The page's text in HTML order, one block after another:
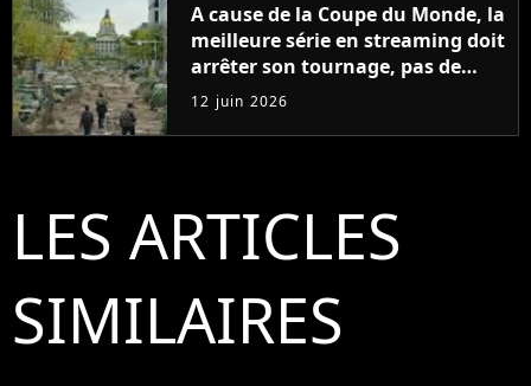
A cause de la Coupe du Monde, la
meilleure série en streaming doit
arrêter son tournage, pas de
suite avant 2027
12 juin 2026
LES ARTICLES
SIMILAIRES